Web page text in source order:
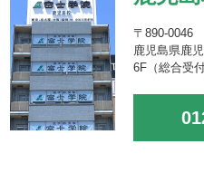
〒890-0046
鹿児島県鹿
6F（総合受付